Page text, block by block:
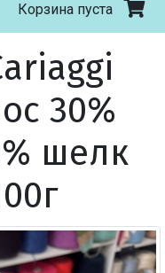
Корзина пуста
30%
шелк